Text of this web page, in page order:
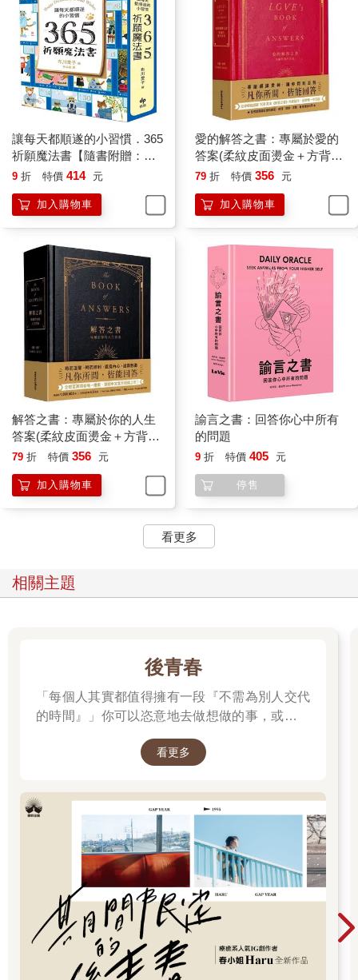
讓每天都順遂的小習慣．365
祈願魔法書【隨書附贈：可
愛貓掌書腰】
9 折 特價 414 元
加入購物車
愛的解答之書：專屬於愛的
答案(柔紋皮面燙金＋方背穿
線精裝)
79 折 特價 356 元
加入購物車
解答之書：專屬於你的人生
答案(柔紋皮面燙金＋方背穿
線精裝)
79 折 特價 356 元
加入購物車
諭言之書：回答你心中所有
的問題
9 折 特價 405 元
停售
看更多
相關主題
後青春
「每個人其實都值得擁有一段『不需為別人交代
的時間』」你可以恣意地去做想做的事，或是什
看更多